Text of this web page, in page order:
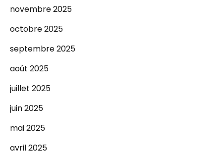
novembre 2025
octobre 2025
septembre 2025
août 2025
juillet 2025
juin 2025
mai 2025
avril 2025